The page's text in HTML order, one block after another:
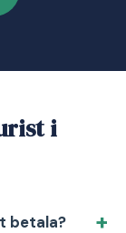
i
betala?